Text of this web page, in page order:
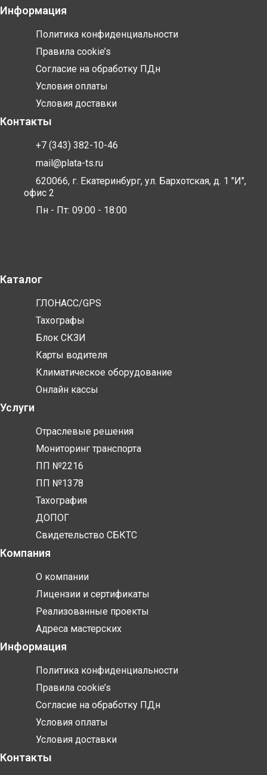
Информация
Политика конфиденциальности
Правила cookie’s
Согласие на обработку ПДн
Условия оплаты
Условия доставки
Контакты
+7 (343) 382-10-46
mail@plata-ts.ru
620066, г. Екатеринбург, ул. Бархотская, д. 1 "И",
офис 2
Пн - Пт: 09:00 - 18:00
Каталог
ГЛОНАСС/GPS
Тахографы
Блок СКЗИ
Карты водителя
Климатическое оборудование
Онлайн кассы
Услуги
Отраслевые решения
Мониторинг транспорта
ПП №2216
ПП №1378
Тахография
ДОПОГ
Свидетельство СБКТС
Компания
О компании
Лицензии и сертификаты
Реализованные проекты
Адреса мастерских
Информация
Политика конфиденциальности
Правила cookie’s
Согласие на обработку ПДн
Условия оплаты
Условия доставки
Контакты